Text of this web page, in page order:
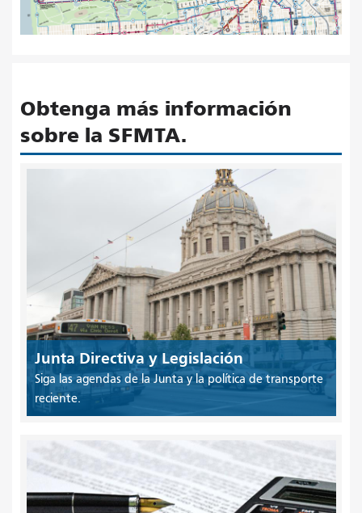
Obtenga más información
sobre la SFMTA.
Junta Directiva y Legislación
Siga las agendas de la Junta y la política de transporte
reciente.